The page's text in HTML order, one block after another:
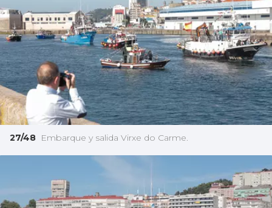
27/48 Embarque y salida Virxe do Carme.